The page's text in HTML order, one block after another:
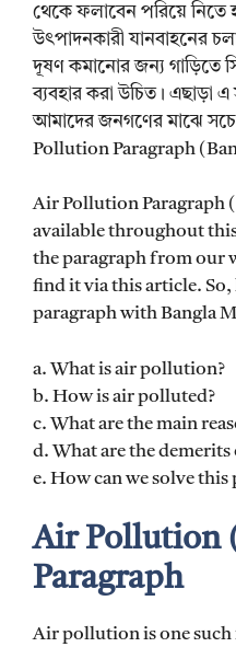
থেকে ফলাবেন পরিয়ে নিতে
উৎপাদনকারী যানবাহনের
দূষণ কমানোর জন্য গাড়িতে
ব্যবহার করা উচিত। এছাড়া
আমাদের জনগণের মাঝে
Pollution Paragraph
Air Pollution Paragraph
available throughout
the paragraph from our
find it via this article. So,
paragraph with Bangla
a. What is air pollution?
b. How is air polluted?
c. What are the main
d. What are the
e. How can we solve this
Air Pollution
Paragraph
Air pollution is one